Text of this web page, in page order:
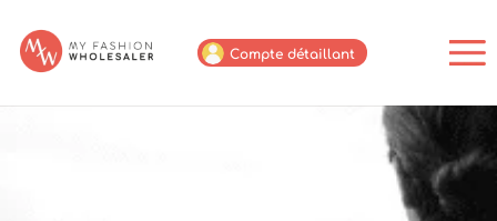
Compte détaillant